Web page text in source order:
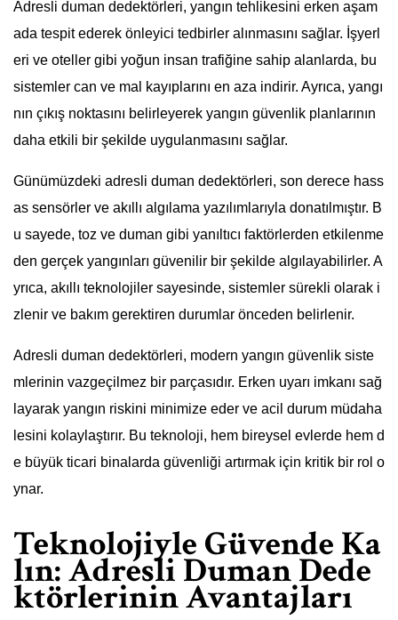
Adresli duman dedektörleri, yangın tehlikesini erken aşam
ada tespit ederek önleyici tedbirler alınmasını sağlar. İşyerl
eri ve oteller gibi yoğun insan trafiğine sahip alanlarda, bu
sistemler can ve mal kayıplarını en aza indirir. Ayrıca, yangı
nın çıkış noktasını belirleyerek yangın güvenlik planlarının
daha etkili bir şekilde uygulanmasını sağlar.
Günümüzdeki adresli duman dedektörleri, son derece hass
as sensörler ve akıllı algılama yazılımlarıyla donatılmıştır. B
u sayede, toz ve duman gibi yanıltıcı faktörlerden etkilenme
den gerçek yangınları güvenilir bir şekilde algılayabilirler. A
yrıca, akıllı teknolojiler sayesinde, sistemler sürekli olarak i
zlenir ve bakım gerektiren durumlar önceden belirlenir.
Adresli duman dedektörleri, modern yangın güvenlik siste
mlerinin vazgeçilmez bir parçasıdır. Erken uyarı imkanı sağ
layarak yangın riskini minimize eder ve acil durum müdaha
lesini kolaylaştırır. Bu teknoloji, hem bireysel evlerde hem d
e büyük ticari binalarda güvenliği artırmak için kritik bir rol o
ynar.
Teknolojiyle Güvende Ka
lın: Adresli Duman Dede
ktörlerinin Avantajları